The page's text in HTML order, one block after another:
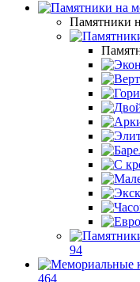
Памятники
94
464